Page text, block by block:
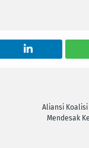
Aliansi
Mendesak